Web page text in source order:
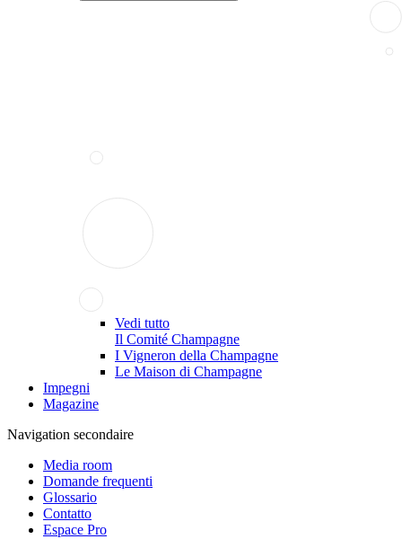
Vedi tutto
Il Comité Champagne
I Vigneron della Champagne
Le Maison di Champagne
Impegni
Magazine
Navigation secondaire
Media room
Domande frequenti
Glossario
Contatto
Espace Pro